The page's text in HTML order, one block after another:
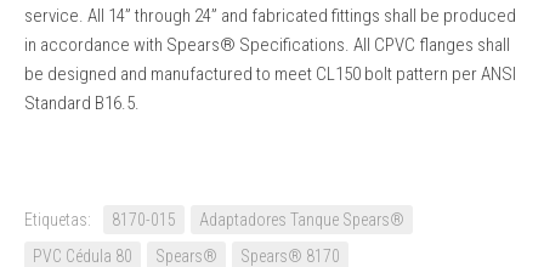
service. All 14” through 24” and fabricated fittings shall be produced
in accordance with Spears® Specifications. All CPVC flanges shall
be designed and manufactured to meet CL150 bolt pattern per ANSI
Standard B16.5.
Etiquetas: 8170-015
Adaptadores Tanque Spears®
PVC Cédula 80
Spears®
Spears® 8170